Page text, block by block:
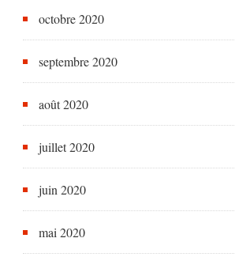
octobre 2020
septembre 2020
août 2020
juillet 2020
juin 2020
mai 2020